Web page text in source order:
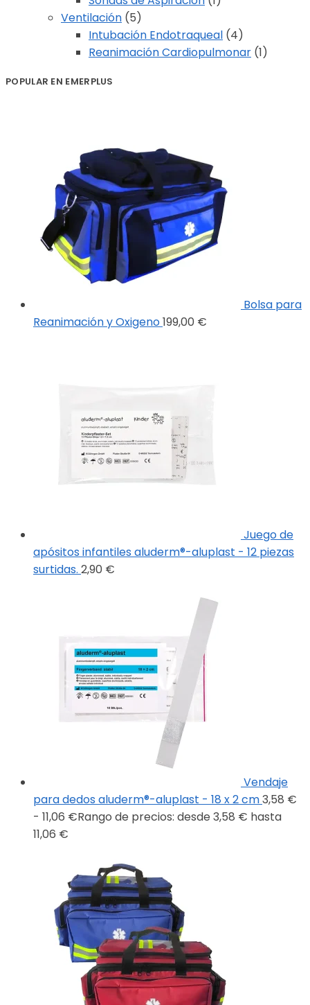
Ventilación (5)
Intubación Endotraqueal (4)
Reanimación Cardiopulmonar (1)
POPULAR EN EMERPLUS
Bolsa para
Reanimación y Oxigeno199,00 €
Juego de
apósitos infantiles aluderm®-aluplast - 12 piezas
surtidas. 2,90 €
Vendaje
para dedos aluderm®-aluplast - 18 x 2 cm3,58 €
- 11,06 €Rango de precios: desde 3,58 € hasta
11,06 €